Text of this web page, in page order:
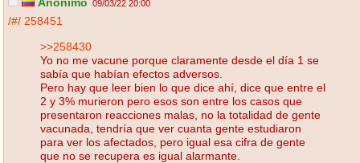
Anónimo 09/03/22 20:00
/#/ 258451
>>258430
Yo no me vacune porque claramente desde el día 1 se
sabía que habían efectos adversos.
Pero hay que leer bien lo que dice ahí, dice que entre el
2 y 3% murieron pero esos son entre los casos que
presentaron reacciones malas, no la totalidad de gente
vacunada, tendría que ver cuanta gente estudiaron
para ver los afectados, pero igual esa cifra de gente
que no se recupera es igual alarmante.